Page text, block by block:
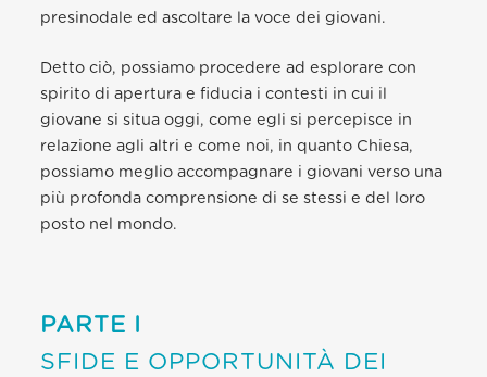
presinodale ed ascoltare la voce dei giovani.
Detto ciò, possiamo procedere ad esplorare con
spirito di apertura e fiducia i contesti in cui il
giovane si situa oggi, come egli si percepisce in
relazione agli altri e come noi, in quanto Chiesa,
possiamo meglio accompagnare i giovani verso una
più profonda comprensione di se stessi e del loro
posto nel mondo.
PARTE I
SFIDE E OPPORTUNITÀ DEI